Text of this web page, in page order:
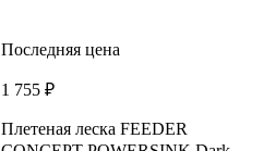
Последняя цена
1 755 ₽
Плетеная леска FEEDER